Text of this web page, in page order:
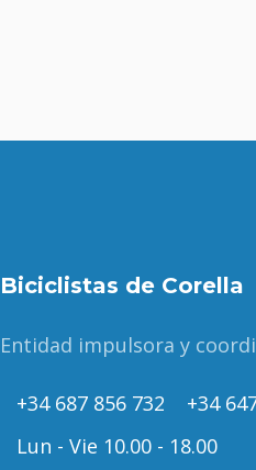
Biciclistas de Corella
Entidad impulsora y
+34 687 856 732
+34
Lun - Vie 10.00 - 18.00